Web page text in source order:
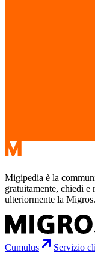
Migipedia è la
gratuitamente, chiedi
ulteriormente la Migros.
Cumulus
Servizio